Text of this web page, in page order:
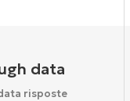
data
risposte